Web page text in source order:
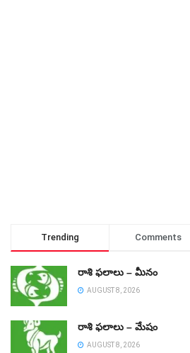
Trending Comments
రాశి ఫలాలు – మీనం
AUGUST 8, 2026
రాశి ఫలాలు – మేషం
AUGUST 8, 2026